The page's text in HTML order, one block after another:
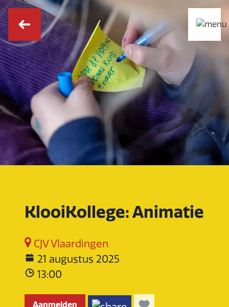
KlooiKollege: Animatie
CJV Vlaardingen
21 augustus 2025
13:00
Aanmelden